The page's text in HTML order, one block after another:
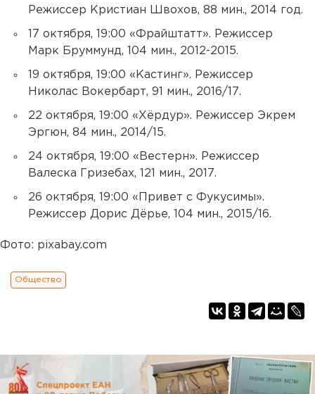
Режиссер Кристиан Швохов, 88 мин., 2014 год.
17 октября, 19:00 «Фрайштатт». Режиссер
Марк Бруммунд, 104 мин., 2012-2015.
19 октября, 19:00 «Кастинг». Режиссер
Николас Вокербарт, 91 мин., 2016/17.
22 октября, 19:00 «Хёрдур». Режиссер Экрем
Эргюн, 84 мин., 2014/15.
24 октября, 19:00 «Вестерн». Режиссер
Валеска Гризебах, 121 мин., 2017.
26 октября, 19:00 «Привет с Фукусимы».
Режиссер Дорис Дёрье, 104 мин., 2015/16.
Фото: pixabay.com
Общество